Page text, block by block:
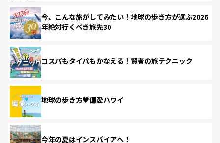
今、こんな旅がしてみたい！地球の歩き方が選ぶ2026
年絶対行くべき旅先30
コスパもタイパもかなえる！賢者の旅テクニック
地球の歩き方♥偏愛ハワイ
今年の夏はインスパイアへ！